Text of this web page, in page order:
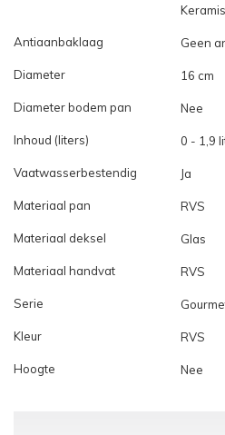
Antiaanbaklaag Geen
Diameter 16 cm
Diameter bodem pan Nee
Inhoud (liters) 0 - 1,9
Vaatwasserbestendig Ja
Materiaal pan RVS
Materiaal deksel Glas
Materiaal handvat RVS
Serie
Kleur RVS
Hoogte Nee